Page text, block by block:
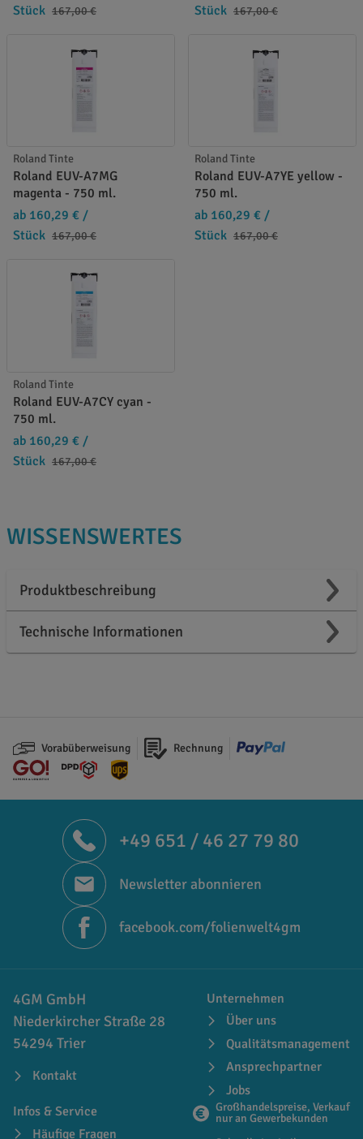
Stück 167,00 €
Stück 167,00 €
Roland Tinte
Roland EUV-A7MG
magenta - 750 ml.
ab 160,29 € /
Stück 167,00 €
Roland Tinte
Roland EUV-A7YE yellow -
750 ml.
ab 160,29 € /
Stück 167,00 €
Roland Tinte
Roland EUV-A7CY cyan -
750 ml.
ab 160,29 € /
Stück 167,00 €
WISSENSWERTES
Produktbeschreibung
Technische Informationen
Vorabüberweisung Rechnung
+49 651 / 46 27 79 80
Newsletter abonnieren
facebook.com/folienwelt4gm
4GM GmbH
Niederkircher Straße 28
54294 Trier
Kontakt
Unternehmen
Über uns
Qualitätsmanagement
Ansprechpartner
Jobs
Infos & Service
Häufige Fragen
Großhandelspreise, Verkauf
nur an Gewerbekunden